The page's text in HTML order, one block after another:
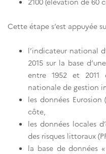
Cette étape s’est appuyée
l’indicateur national
2015 sur la base
entre 1952 et
nationale de gestion
les données
côte,
les données locales
des risques littoraux
la base de données